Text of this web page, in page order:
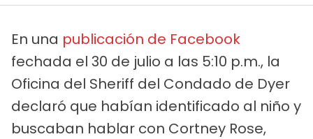
En una publicación de Facebook
fechada el 30 de julio a las 5:10 p.m., la
Oficina del Sheriff del Condado de Dyer
declaró que habían identificado al niño y
buscaban hablar con Cortney Rose,